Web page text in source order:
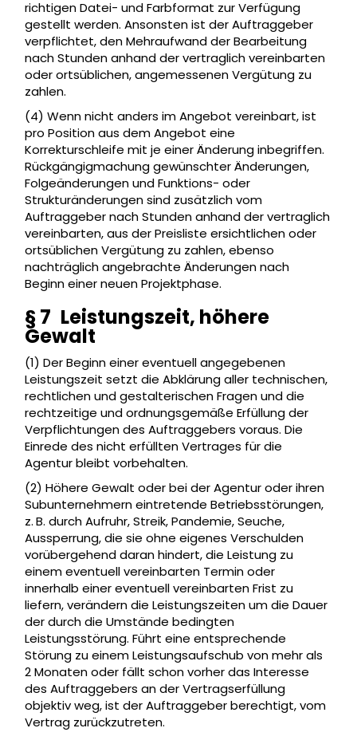
richtigen Datei- und Farbformat zur Verfügung
gestellt werden. Ansonsten ist der Auftraggeber
verpflichtet, den Mehraufwand der Bearbeitung
nach Stunden anhand der vertraglich vereinbarten
oder ortsüblichen, angemessenen Vergütung zu
zahlen.
(4) Wenn nicht anders im Angebot vereinbart, ist
pro Position aus dem Angebot eine
Korrekturschleife mit je einer Änderung inbegriffen.
Rückgängigmachung gewünschter Änderungen,
Folgeänderungen und Funktions- oder
Strukturänderungen sind zusätzlich vom
Auftraggeber nach Stunden anhand der vertraglich
vereinbarten, aus der Preisliste ersichtlichen oder
ortsüblichen Vergütung zu zahlen, ebenso
nachträglich angebrachte Änderungen nach
Beginn einer neuen Projektphase.
§ 7 Leistungszeit, höhere
Gewalt
(1) Der Beginn einer eventuell angegebenen
Leistungszeit setzt die Abklärung aller technischen,
rechtlichen und gestalterischen Fragen und die
rechtzeitige und ordnungsgemäße Erfüllung der
Verpflichtungen des Auftraggebers voraus. Die
Einrede des nicht erfüllten Vertrages für die
Agentur bleibt vorbehalten.
(2) Höhere Gewalt oder bei der Agentur oder ihren
Subunternehmern eintretende Betriebsstörungen,
z. B. durch Aufruhr, Streik, Pandemie, Seuche,
Aussperrung, die sie ohne eigenes Verschulden
vorübergehend daran hindert, die Leistung zu
einem eventuell vereinbarten Termin oder
innerhalb einer eventuell vereinbarten Frist zu
liefern, verändern die Leistungszeiten um die Dauer
der durch die Umstände bedingten
Leistungsstörung. Führt eine entsprechende
Störung zu einem Leistungsaufschub von mehr als
2 Monaten oder fällt schon vorher das Interesse
des Auftraggebers an der Vertragserfüllung
objektiv weg, ist der Auftraggeber berechtigt, vom
Vertrag zurückzutreten.